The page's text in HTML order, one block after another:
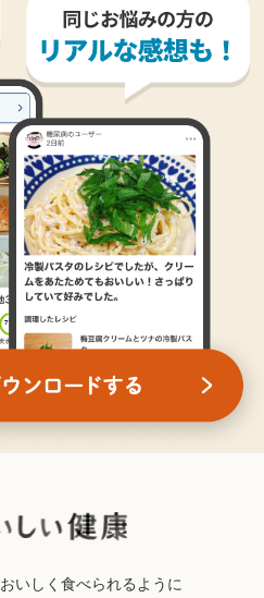
おいしく食べられるように